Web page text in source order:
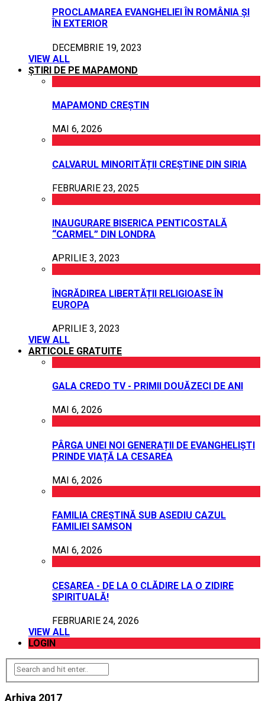
PROCLAMAREA EVANGHELIEI ÎN ROMÂNIA ȘI
ÎN EXTERIOR
DECEMBRIE 19, 2023
VIEW ALL
ȘTIRI DE PE MAPAMOND
MAPAMOND CREȘTIN
MAI 6, 2026
CALVARUL MINORITĂȚII CREȘTINE DIN SIRIA
FEBRUARIE 23, 2025
INAUGURARE BISERICA PENTICOSTALĂ
“CARMEL” DIN LONDRA
APRILIE 3, 2023
ÎNGRĂDIREA LIBERTĂȚII RELIGIOASE ÎN
EUROPA
APRILIE 3, 2023
VIEW ALL
ARTICOLE GRATUITE
GALA CREDO TV - PRIMII DOUĂZECI DE ANI
MAI 6, 2026
PÂRGA UNEI NOI GENERAȚII DE EVANGHELIȘTI
PRINDE VIAȚĂ LA CESAREA
MAI 6, 2026
FAMILIA CREȘTINĂ SUB ASEDIU CAZUL
FAMILIEI SAMSON
MAI 6, 2026
CESAREA - DE LA O CLĂDIRE LA O ZIDIRE
SPIRITUALĂ!
FEBRUARIE 24, 2026
VIEW ALL
LOGIN
Arhiva 2017